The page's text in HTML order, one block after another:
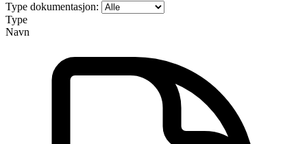
Type dokumentasjon:
Type
Navn